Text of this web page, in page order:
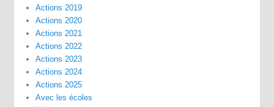
Actions 2019
Actions 2020
Actions 2021
Actions 2022
Actions 2023
Actions 2024
Actions 2025
Avec les écoles